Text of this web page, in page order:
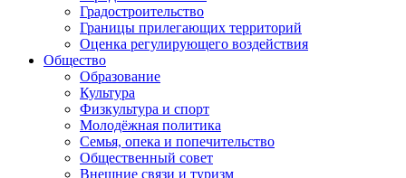
Градостроительство
Границы прилегающих территорий
Оценка регулирующего воздействия
Общество
Образование
Культура
Физкультура и спорт
Молодёжная политика
Семья, опека и попечительство
Общественный совет
Внешние связи и туризм